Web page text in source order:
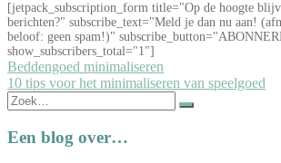
[jetpack_subscription_form title="Op de hoogte
berichten?" subscribe_text="Meld je dan nu aan!
beloof: geen spam!)"
show_subscribers_total="1"]
Bericht
navigatie
Beddengoed minimaliseren
10 tips voor het minimaliseren van speelgoed
Zoek
naar:
Een blog over…